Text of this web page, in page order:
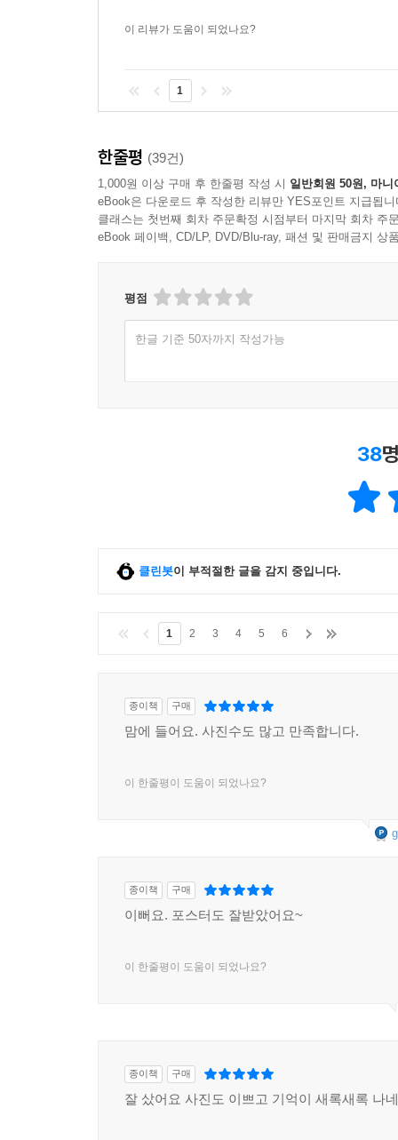
이 리뷰가 도움이 되었나요?
1
한줄평 (39건)
1,000원 이상 구매 후 한줄평 작성 시 일반회원 50원, 마니
eBook은 다운로드 후 작성한 리뷰만 YES포인트 지급됩니
클래스는 첫번째 회차 주문확정 시점부터 마지막 회차 주
eBook 페이백, CD/LP, DVD/Blu-ray, 패션 및 판매금지 상
평점
한글 기준 50자까지 작성가능
38
클린봇이 부적절한 글을 감지 중입니다.
1 2 3 4 5 6
종이책 구매
맘에 들어요. 사진수도 많고 만족합니다.
이 한줄평이 도움이 되었나요?
종이책 구매
이뻐요. 포스터도 잘받았어요~
이 한줄평이 도움이 되었나요?
종이책 구매
잘 샀어요 사진도 이쁘고 기억이 새록새록 나